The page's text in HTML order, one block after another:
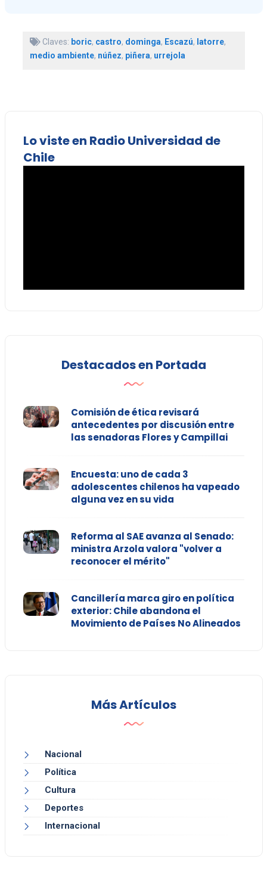
Claves: boric, castro, dominga, Escazú, latorre,
medio ambiente, núñez, piñera, urrejola
Lo viste en Radio Universidad de
Chile
Destacados en Portada
Comisión de ética revisará
antecedentes por discusión entre
las senadoras Flores y Campillai
Encuesta: uno de cada 3
adolescentes chilenos ha vapeado
alguna vez en su vida
Reforma al SAE avanza al Senado:
ministra Arzola valora "volver a
reconocer el mérito"
Cancillería marca giro en política
exterior: Chile abandona el
Movimiento de Países No Alineados
Más Artículos
Nacional
Política
Cultura
Deportes
Internacional